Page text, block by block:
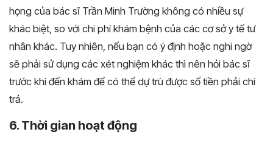
họng của bác sĩ Trần Minh Trường không có nhiều sự
khác biệt, so với chi phí khám bệnh của các cơ sở y tế tư
nhân khác. Tuy nhiên, nếu bạn có ý định hoặc nghi ngờ
sẽ phải sử dụng các xét nghiệm khác thì nên hỏi bác sĩ
trước khi đến khám để có thể dự trù được số tiền phải chi
trả.
6. Thời gian hoạt động